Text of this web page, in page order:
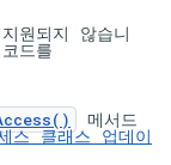
원되지 않습니
드를
메서드
스 클래스 업데이